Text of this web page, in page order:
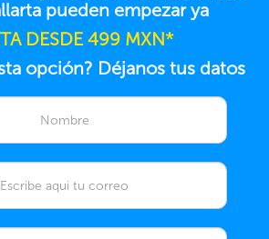
pueden empezar ya
DESDE 499 MXN*
opción? Déjanos tus datos